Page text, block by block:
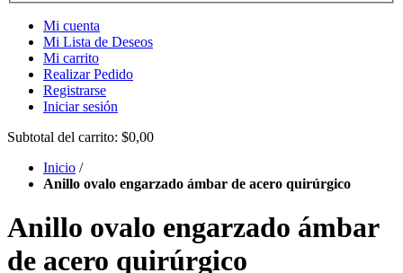
Mi cuenta
Mi Lista de Deseos
Mi carrito
Realizar Pedido
Registrarse
Iniciar sesión
Subtotal del carrito: $0,00
Inicio /
Anillo ovalo engarzado ámbar de acero quirúrgico
Anillo ovalo engarzado ámbar
de acero quirúrgico